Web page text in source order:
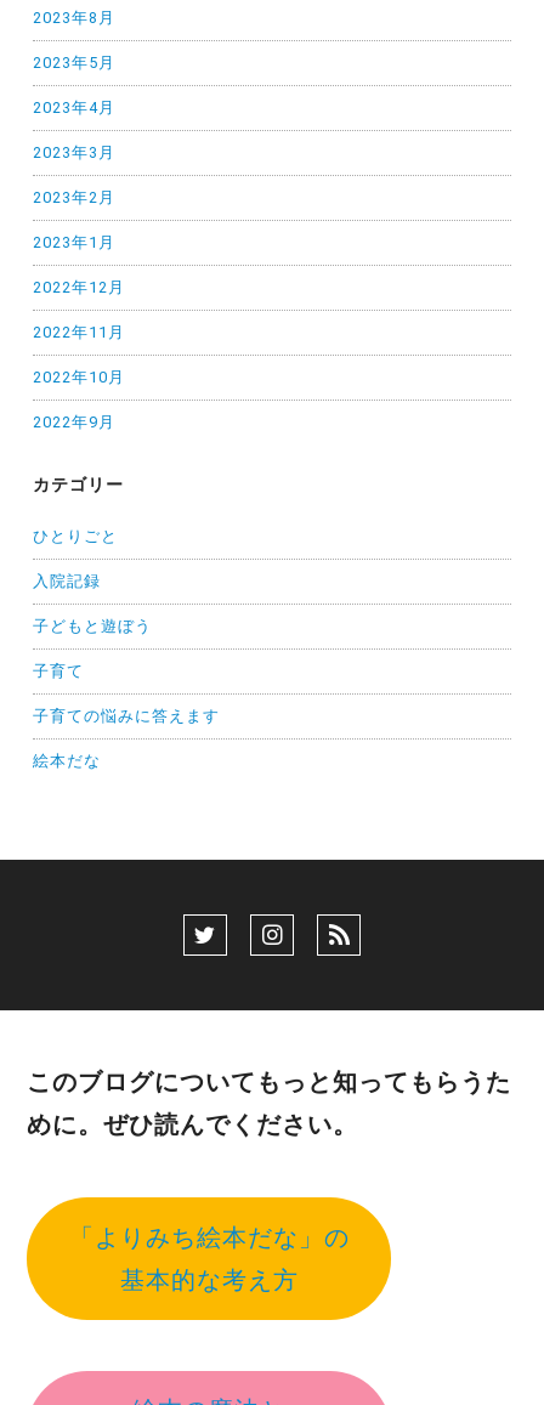
2023年8月
2023年5月
2023年4月
2023年3月
2023年2月
2023年1月
2022年12月
2022年11月
2022年10月
2022年9月
カテゴリー
ひとりごと
入院記録
子どもと遊ぼう
子育て
子育ての悩みに答えます
絵本だな
このブログについてもっと知ってもらうた
めに。ぜひ読んでください。
「よりみち絵本だな」の
基本的な考え方